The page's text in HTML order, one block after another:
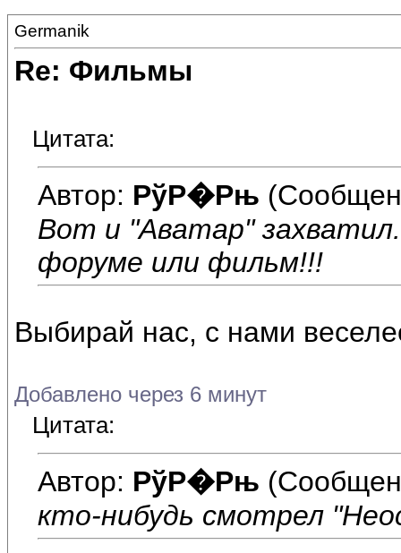
Germanik
Re: Фильмы
Цитата:
Автор: РўР�Рњ
Вот и "Аватар"
форуме или фильм!!!
Выбирай нас, с нами
Добавлено через 6 минут
Цитата:
Автор: РўР�Рњ
кто-нибудь смотрел